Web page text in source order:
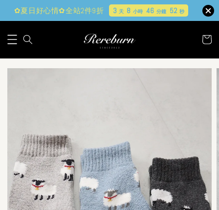
✿夏日好心情✿全站2件9折 3 天 8 小時 46 分鐘 51秒